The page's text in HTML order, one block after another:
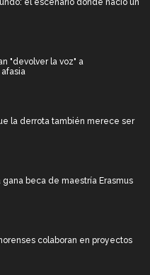
"devolver la voz" a
la derrota también merece ser
beca de maestría Erasmus
colaboran en proyectos